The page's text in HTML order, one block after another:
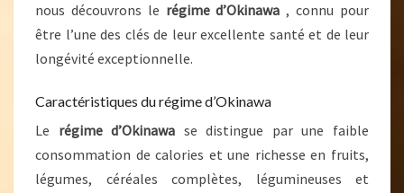
nous découvrons le régime d’Okinawa, connu pour
être l’une des clés de leur excellente santé et de leur
longévité exceptionnelle.
Caractéristiques du régime d’Okinawa
Le régime d’Okinawa se distingue par une faible
consommation de calories et une richesse en fruits,
légumes, céréales complètes, légumineuses et